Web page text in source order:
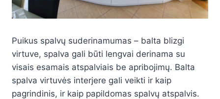
Puikus spalvų suderinamumas – balta blizgi
virtuve, spalva gali būti lengvai derinama su
visais esamais atspalviais be apribojimų. Balta
spalva virtuvės interjere gali veikti ir kaip
pagrindinis, ir kaip papildomas spalvų atspalvis.